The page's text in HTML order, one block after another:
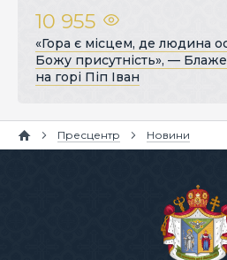
10 955
«Гора є місцем, де людина
Божу присутність», —
на горі Піп Іван
Пресцентр Новини